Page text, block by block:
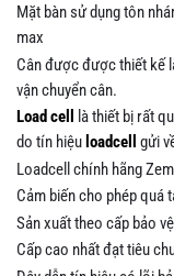
Mặt bàn sử dụng tôn
max
Cân được được thiết kế
vận chuyển cân.
Load cell
là thiết bị rất
do tín hiệu loadcell
gửi
Loadcell chính hãng
Cảm biến cho phép quá
Sản xuất theo cấp bảo
Cấp cao nhất đạt tiêu